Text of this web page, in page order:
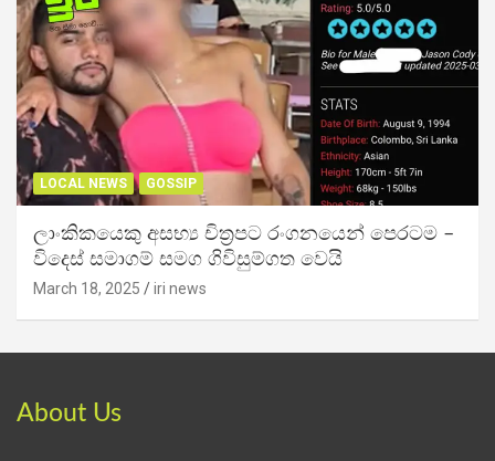
LOCAL NEWS GOSSIP
ලාංකිකයෙකු අසභ්‍ය චිත්‍රපට රංගනයෙන් පෙරටම –
විදෙස් සමාගම් සමග ගිවිසුම්ගත වෙයි
March 18, 2025 iri news
About Us